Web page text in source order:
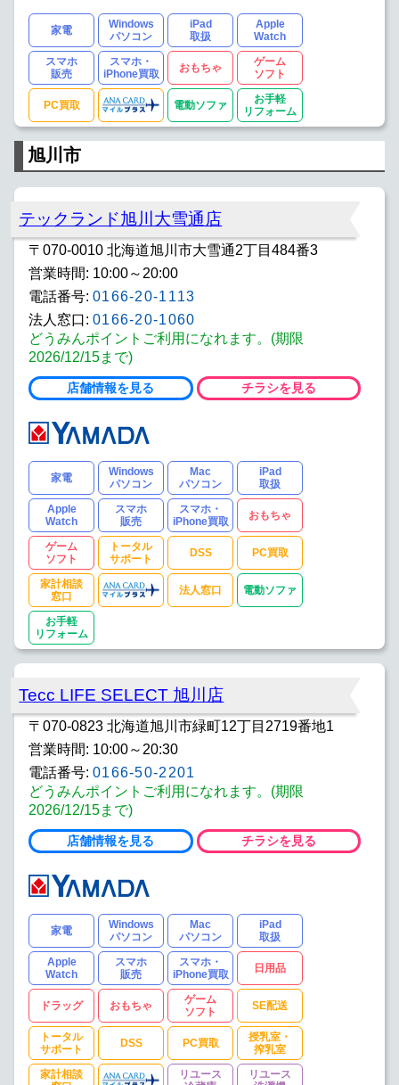
家電
Windows
パソコン
iPad
取扱
Apple
Watch
スマホ
販売
スマホ・
iPhone買取
おもちゃ
ゲーム
ソフト
PC買取 電動ソファ
お手軽
リフォーム
旭川市
テックランド旭川大雪通店
〒070-0010 北海道旭川市大雪通2丁目484番3
営業時間: 10:00～20:00
電話番号: 0166-20-1113
法人窓口: 0166-20-1060
どうみんポイントご利用になれます。(期限
2026/12/15まで)
店舗情報を見る チラシを見る
家電
Windows
パソコン
Mac
パソコン
iPad
取扱
Apple
Watch
スマホ
販売
スマホ・
iPhone買取
おもちゃ
ゲーム
ソフト
トータル
サポート
DSS PC買取
家計相談
窓口
法人窓口 電動ソファ
お手軽
リフォーム
Tecc LIFE SELECT 旭川店
〒070-0823 北海道旭川市緑町12丁目2719番地1
営業時間: 10:00～20:30
電話番号: 0166-50-2201
どうみんポイントご利用になれます。(期限
2026/12/15まで)
店舗情報を見る チラシを見る
家電
Windows
パソコン
Mac
パソコン
iPad
取扱
Apple
Watch
スマホ
販売
スマホ・
iPhone買取
日用品
ドラッグ おもちゃ
ゲーム
ソフト
SE配送
トータル
サポート
DSS PC買取
授乳室・
搾乳室
家計相談
リユース
リユース